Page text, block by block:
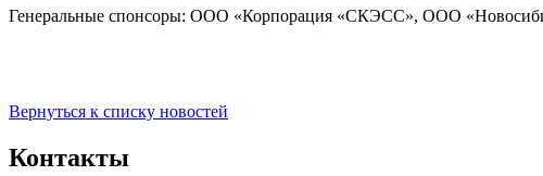
Генеральные спонсоры: ООО «Корпорация «СКЭСС», ООО
Вернуться к списку новостей
Контакты